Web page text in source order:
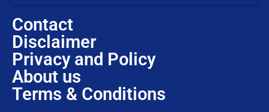
Contact
Disclaimer
Privacy and Policy
About us
Terms & Conditions